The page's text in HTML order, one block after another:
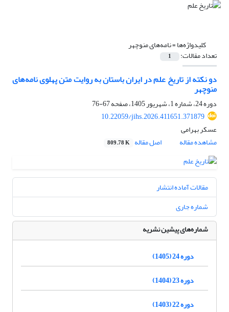
کلیدواژه‌ها =نامه‌های منوچهر
تعداد مقالات: 1
دو نکته از تاریخ علم در ایران باستان به روایت متن پهلوی نامه‌های
منوچهر
دوره 24، شماره 1، شهریور 1405، صفحه
67-76
10.22059/jihs.2026.411651.371879
عسکر بهرامی
مشاهده مقاله
اصل مقاله 809.78 K
مقالات آماده انتشار
شماره جاری
شماره‌های پیشین نشریه
دوره 24 (1405)
دوره 23 (1404)
دوره 22 (1403)